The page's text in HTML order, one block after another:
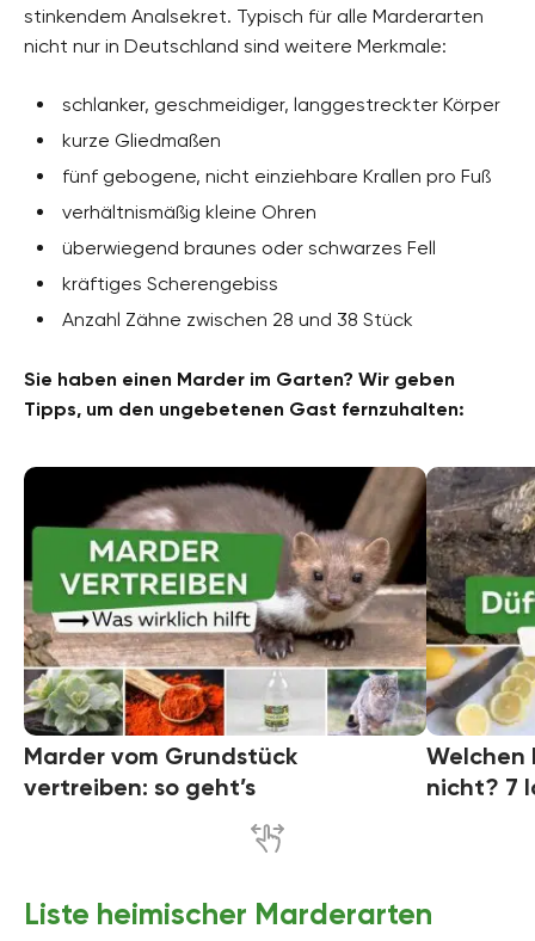
stinkendem Analsekret. Typisch für alle Marderarten
nicht nur in Deutschland sind weitere Merkmale:
schlanker, geschmeidiger, langgestreckter Körper
kurze Gliedmaßen
fünf gebogene, nicht einziehbare Krallen pro Fuß
verhältnismäßig kleine Ohren
überwiegend braunes oder schwarzes Fell
kräftiges Scherengebiss
Anzahl Zähne zwischen 28 und 38 Stück
Sie haben einen Marder im Garten? Wir geben
Tipps, um den ungebetenen Gast fernzuhalten:
Marder vom Grundstück
vertreiben: so geht’s
Welchen
nicht? 7
Liste heimischer Marderarten